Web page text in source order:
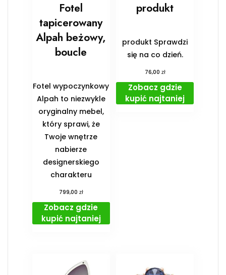
Fotel
tapicerowany
Alpah beżowy,
boucle
Fotel wypoczynkowy
Alpah to niezwykle
oryginalny mebel,
który sprawi, że
Twoje wnętrze
nabierze
designerskiego
charakteru
799,00 zł
Zobacz gdzie
kupić najtaniej
produkt
produkt Sprawdzi
się na co dzień.
76,00 zł
Zobacz gdzie
kupić najtaniej